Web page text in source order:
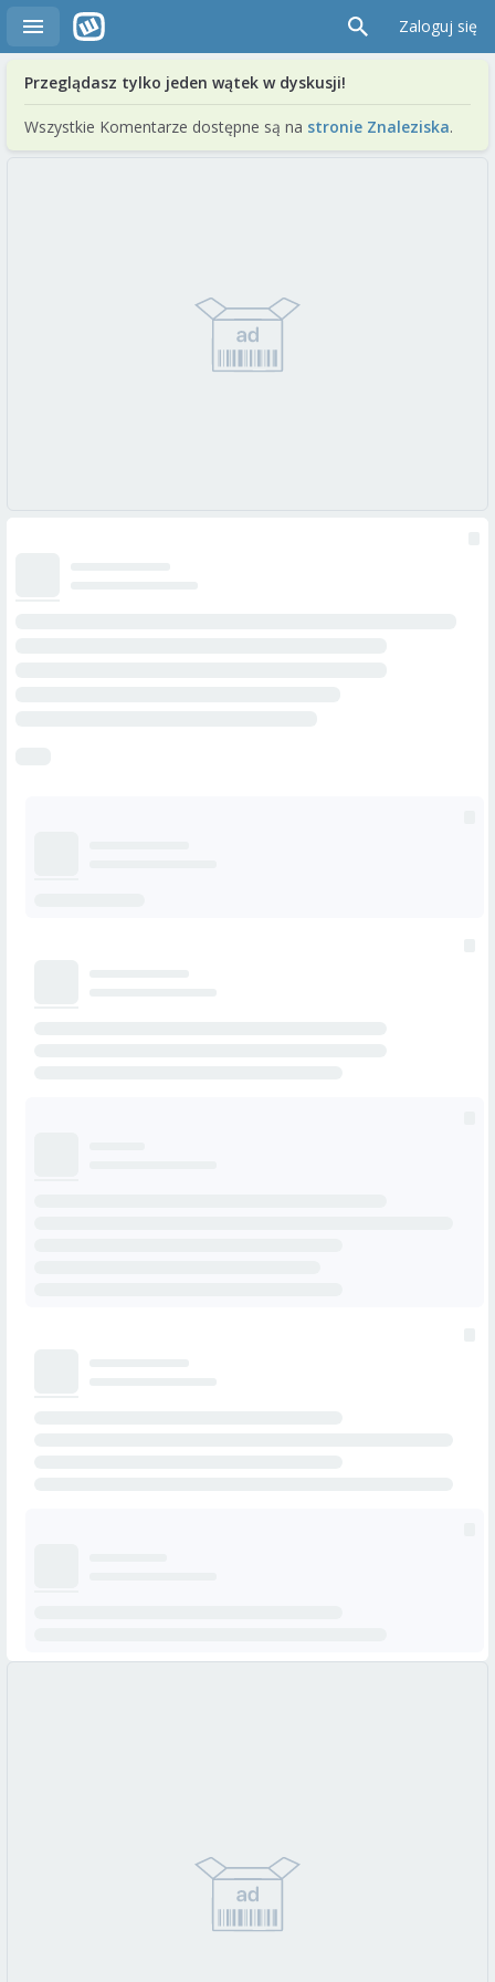
Zaloguj się
Przeglądasz tylko jeden wątek w dyskusji!
Wszystkie Komentarze dostępne są na stronie Znaleziska.